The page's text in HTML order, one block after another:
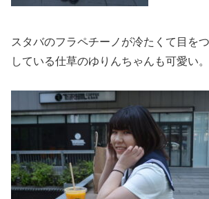
スタバのフラペチーノが冷たくて目を
している仕草のゆりんちゃんも可愛い。